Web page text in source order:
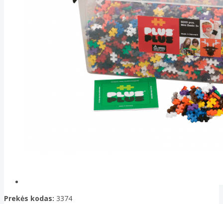
Prekės kodas: 3374